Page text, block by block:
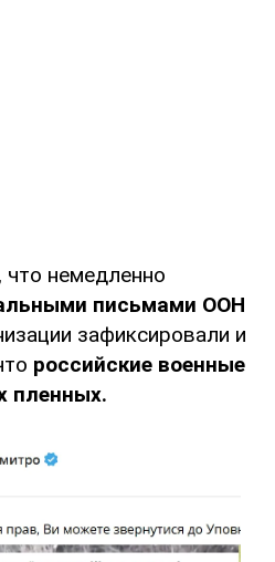
что немедленно
письмами ООН
зафиксировали и
российские военные
пленных.